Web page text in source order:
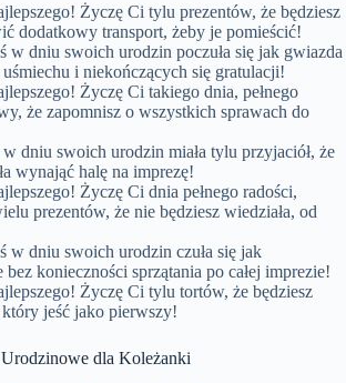
Życzę Ci tylu prezentów, że będziesz
dodatkowy transport, żeby je pomieścić!
w dniu swoich urodzin poczuła się jak gwiazda
uśmiechu i niekończących się gratulacji!
Życzę Ci takiego dnia, pełnego
że zapomnisz o wszystkich sprawach do
dniu swoich urodzin miała tylu przyjaciół, że
wynająć halę na imprezę!
Życzę Ci dnia pełnego radości,
prezentów, że nie będziesz wiedziała, od
w dniu swoich urodzin czuła się jak
bez konieczności sprzątania po całej imprezie!
Życzę Ci tylu tortów, że będziesz
który jeść jako pierwszy!
dla Koleżanki